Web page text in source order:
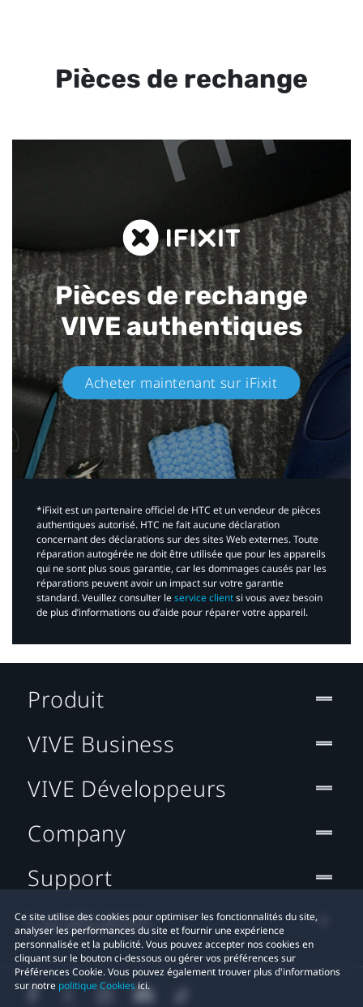
Pièces de rechange
Pièces de rechange
VIVE authentiques​
Acheter maintenant sur iFixit​
*iFixit est un partenaire officiel de HTC et un vendeur de pièces
authentiques autorisé. HTC ne fait aucune déclaration
concernant des déclarations sur des sites Web externes. Toute
réparation autogérée ne doit être utilisée que pour les appareils
qui ne sont plus sous garantie, car les dommages causés par les
réparations peuvent avoir un impact sur votre garantie
standard. Veuillez consulter leservice clientsi vous avez besoin
de plus d’informations ou d’aide pour réparer votre appareil.​
Ce site utilise des cookies pour optimiser les fonctionnalités du site,
analyser les performances du site et fournir une expérience
personnalisée et la publicité. Vous pouvez accepter nos cookies en
cliquant sur le bouton ci-dessous ou gérer vos préférences sur
Préférences Cookie. Vous pouvez également trouver plus d'informations
sur notre politique Cookiesici.
Produit
VIVE Business
VIVE Développeurs
Company
Support
Localisation